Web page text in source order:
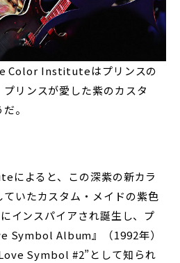
Color Instituteはプリンスの
リンスが愛した紫のカスタ
。
よると、この深紫の新カラ
いたカスタム・メイドの紫色
インスパイアされ誕生し、プ
Symbol Album』（1992年）
Symbol #2”として知られ